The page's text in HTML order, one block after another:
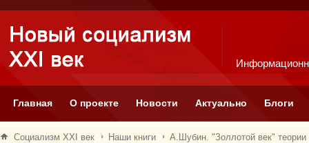
Главная О проекте Новости Актуально Блоги
Социализм XXI век Наши книги А.Шубин. "Золлотой век" теории